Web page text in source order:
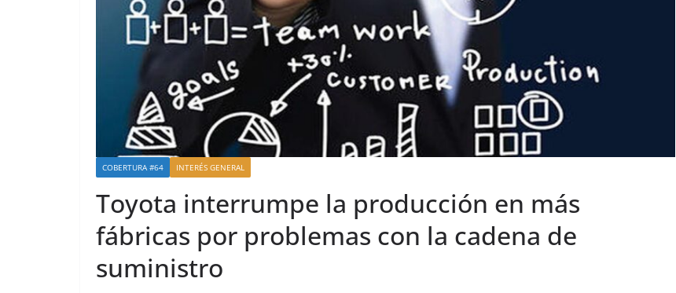
COBERTURA #64 INTERÉS GENERAL
Toyota interrumpe la producción en más
fábricas por problemas con la cadena de
suministro